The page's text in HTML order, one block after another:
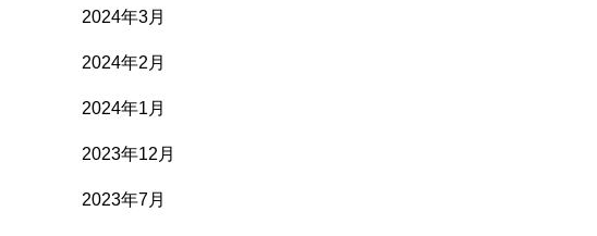
2024年3月
2024年2月
2024年1月
2023年12月
2023年7月